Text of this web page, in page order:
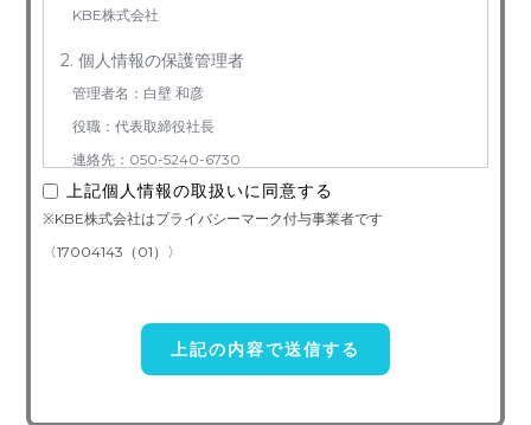
KBE株式会社
2. 個人情報の保護管理者
管理者名：白壁 和彦
役職：代表取締役社長
連絡先：050-5240-6730
3. お預かりする個人情報の利用目的
に委託することがあります。この場合、個人情報 保護水準の高い委
託先を選定し、個人 情報の適正管理・機密保持についての契約を交
上記個人情報の取扱いに同意する
※KBE株式会社はプライバシーマーク付与事業者です
〈17004143（01）〉